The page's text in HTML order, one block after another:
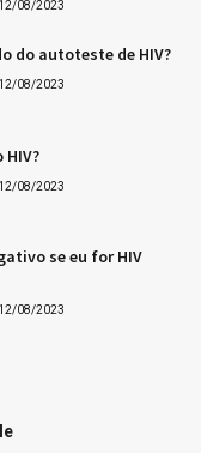
08/2023
do autoteste de HIV?
08/2023
08/2023
se eu for HIV
08/2023